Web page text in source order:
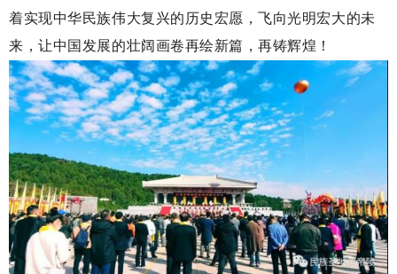
着实现中华民族伟大复兴的历史宏愿，飞向光明宏大的未
来，让中国发展的壮阔画卷再绘新篇，再铸辉煌！